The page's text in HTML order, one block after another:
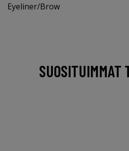
Eyeliner/Brow
SUOSITUIMMAT